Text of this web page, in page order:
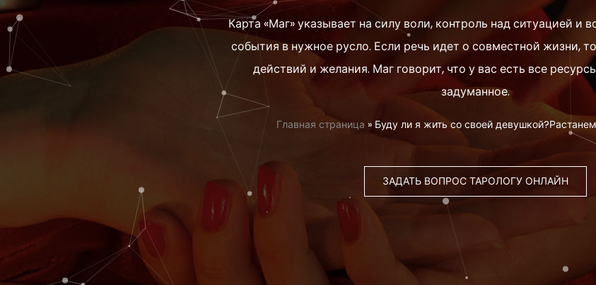
Карта «Маг» указывает на силу воли, контроль над ситуацией и
события в нужное русло. Если речь идет о совместной жизни,
действий и желания. Маг говорит, что у вас есть все
задуманное.
Главная страница » Буду ли я жить со своей
ЗАДАТЬ ВОПРОС ТАРОЛОГУ ОНЛАЙН